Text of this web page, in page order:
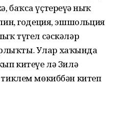
үҫтереүҙә ныҡ
годеция, эшшольция
түгел сәскәләр
Улар хаҡында
китеүе лә Зилә
мөкиббән китеп